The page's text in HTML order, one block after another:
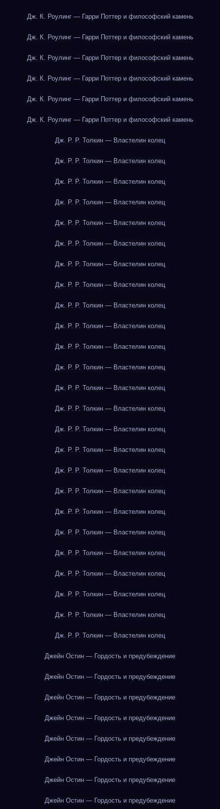
Дж. К. Роулинг — Гарри Поттер и философский камень
Дж. К. Роулинг — Гарри Поттер и философский камень
Дж. К. Роулинг — Гарри Поттер и философский камень
Дж. К. Роулинг — Гарри Поттер и философский камень
Дж. К. Роулинг — Гарри Поттер и философский камень
Дж. К. Роулинг — Гарри Поттер и философский камень
Дж. Р. Р. Толкин — Властелин колец
Дж. Р. Р. Толкин — Властелин колец
Дж. Р. Р. Толкин — Властелин колец
Дж. Р. Р. Толкин — Властелин колец
Дж. Р. Р. Толкин — Властелин колец
Дж. Р. Р. Толкин — Властелин колец
Дж. Р. Р. Толкин — Властелин колец
Дж. Р. Р. Толкин — Властелин колец
Дж. Р. Р. Толкин — Властелин колец
Дж. Р. Р. Толкин — Властелин колец
Дж. Р. Р. Толкин — Властелин колец
Дж. Р. Р. Толкин — Властелин колец
Дж. Р. Р. Толкин — Властелин колец
Дж. Р. Р. Толкин — Властелин колец
Дж. Р. Р. Толкин — Властелин колец
Дж. Р. Р. Толкин — Властелин колец
Дж. Р. Р. Толкин — Властелин колец
Дж. Р. Р. Толкин — Властелин колец
Дж. Р. Р. Толкин — Властелин колец
Дж. Р. Р. Толкин — Властелин колец
Дж. Р. Р. Толкин — Властелин колец
Дж. Р. Р. Толкин — Властелин колец
Дж. Р. Р. Толкин — Властелин колец
Дж. Р. Р. Толкин — Властелин колец
Дж. Р. Р. Толкин — Властелин колец
Джейн Остин — Гордость и предубеждение
Джейн Остин — Гордость и предубеждение
Джейн Остин — Гордость и предубеждение
Джейн Остин — Гордость и предубеждение
Джейн Остин — Гордость и предубеждение
Джейн Остин — Гордость и предубеждение
Джейн Остин — Гордость и предубеждение
Джейн Остин — Гордость и предубеждение